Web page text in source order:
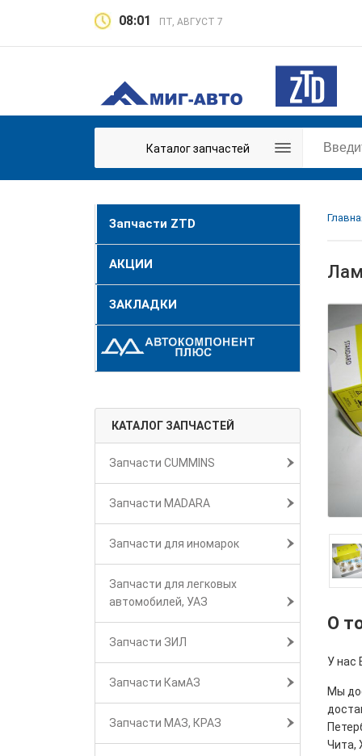
08:01 ПТ, АВГУСТ 7
Каталог запчастей
Запчасти ZTD
АКЦИИ
ЗАКЛАДКИ
КАТАЛОГ ЗАПЧАСТЕЙ
Запчасти CUMMINS
Запчасти MADARA
Запчасти для иномарок
Запчасти для легковых
автомобилей, УАЗ
Запчасти ЗИЛ
Запчасти КамАЗ
Запчасти МАЗ, КРАЗ
О
У нас
Мы
Чита,